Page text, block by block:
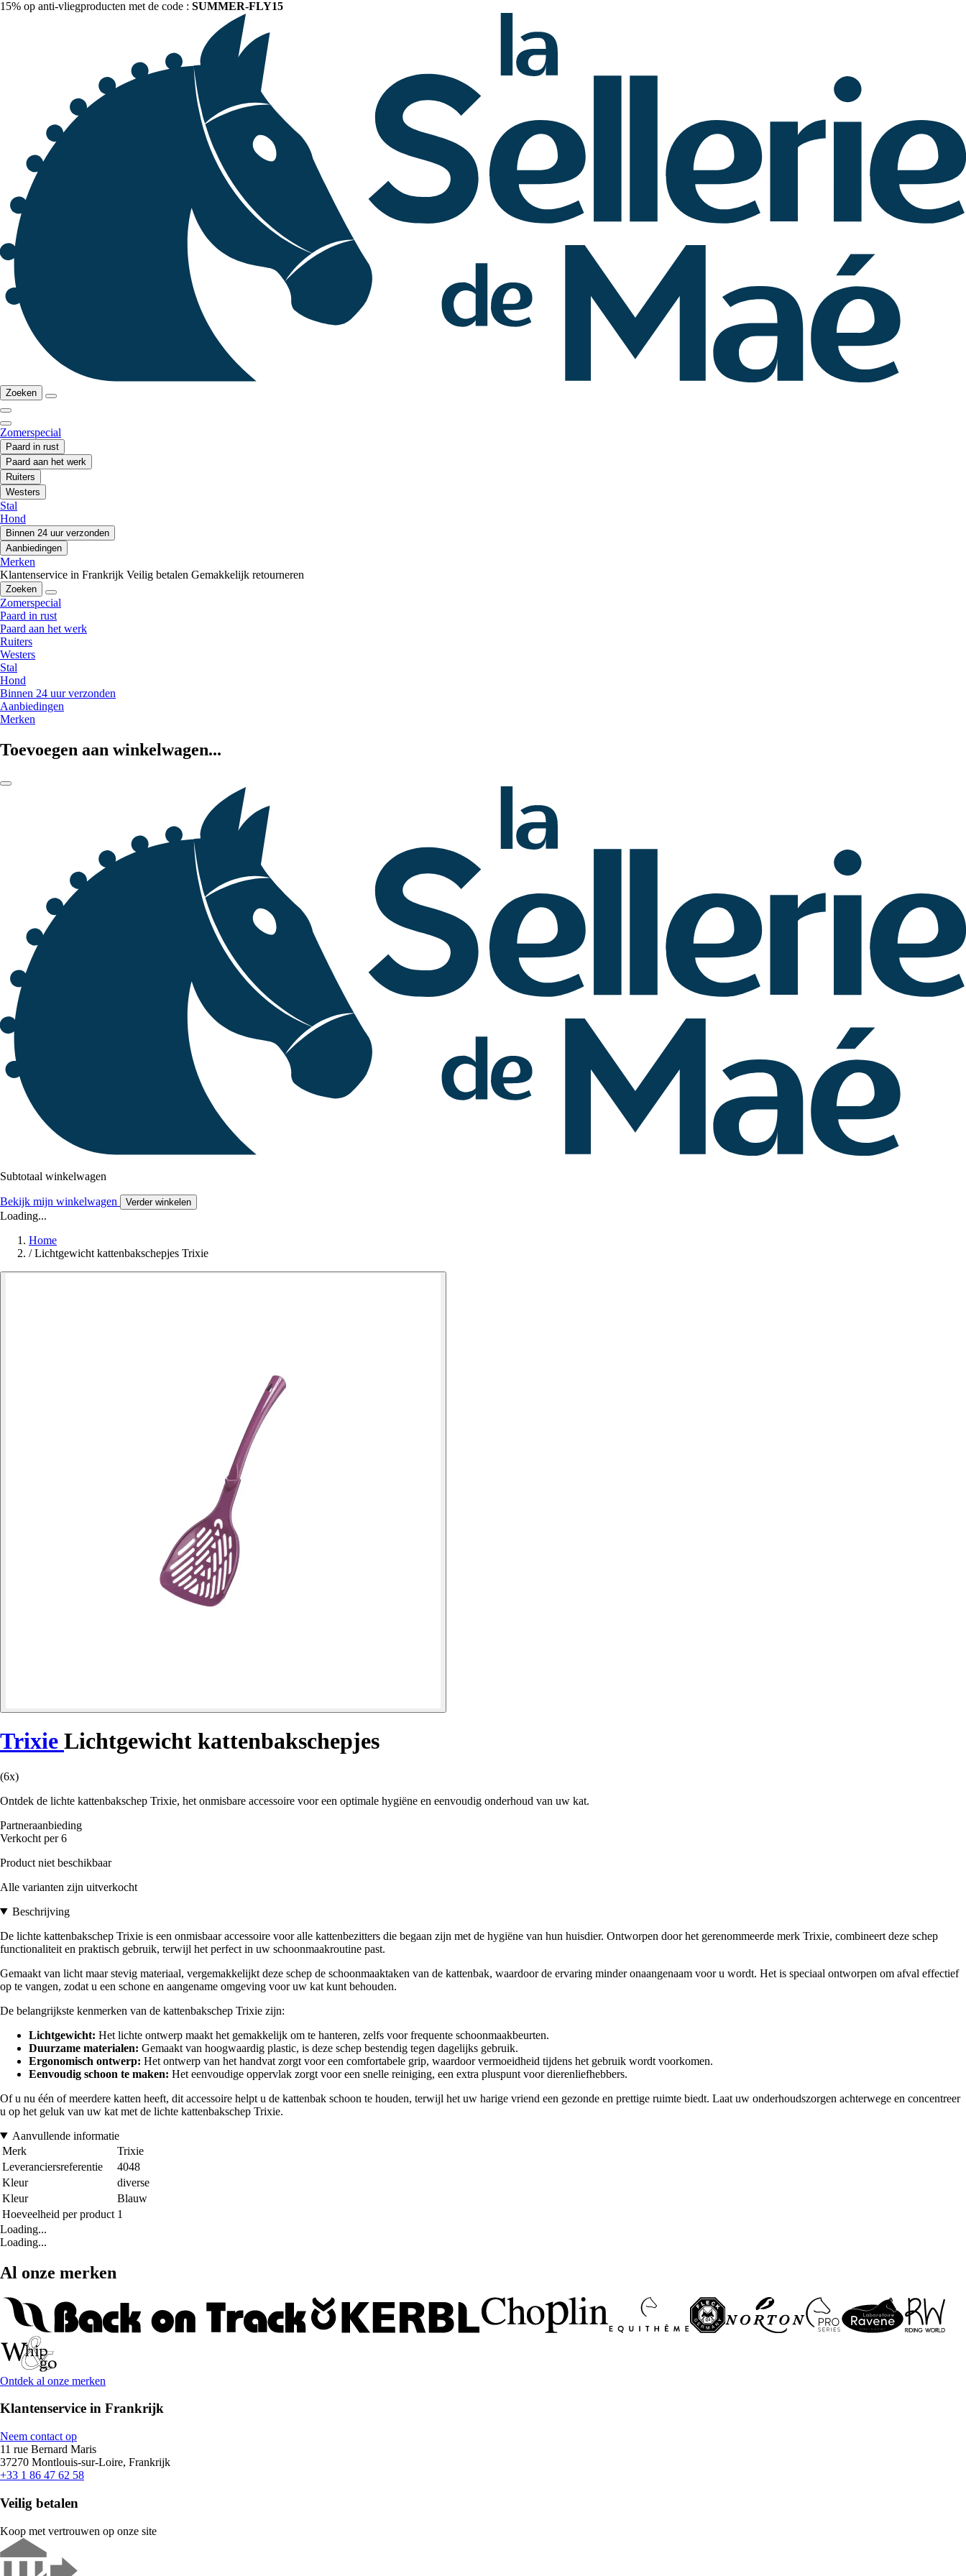
15% op anti-vliegproducten met de code : SUMMER-FLY15
Zoeken
Zomerspecial
Paard in rust
Paard aan het werk
Ruiters
Westers
Stal
Hond
Binnen 24 uur verzonden
Aanbiedingen
Merken
Klantenservice in Frankrijk Veilig betalen Gemakkelijk retourneren
Zoeken
Zomerspecial
Paard in rust
Paard aan het werk
Ruiters
Westers
Stal
Hond
Binnen 24 uur verzonden
Aanbiedingen
Merken
Toevoegen aan winkelwagen...
Subtotaal winkelwagen
Bekijk mijn winkelwagen Verder winkelen
Loading...
Home
/ Lichtgewicht kattenbakschepjes Trixie
Trixie Lichtgewicht kattenbakschepjes
(6x)
Ontdek de lichte kattenbakschep Trixie, het onmisbare accessoire voor een optimale hygiëne en eenvoudig onderhoud van uw kat.
Partneraanbieding
Verkocht per 6
Product niet beschikbaar
Alle varianten zijn uitverkocht
Beschrijving
De lichte kattenbakschep Trixie is een onmisbaar accessoire voor alle kattenbezitters die begaan zijn met de hygiëne van hun huisdier. Ontworpen door het gerenommeerde merk Trixie, combineert deze schep
functionaliteit en praktisch gebruik, terwijl het perfect in uw schoonmaakroutine past.
Gemaakt van licht maar stevig materiaal, vergemakkelijkt deze schep de schoonmaaktaken van de kattenbak, waardoor de ervaring minder onaangenaam voor u wordt. Het is speciaal ontworpen om afval effectief
op te vangen, zodat u een schone en aangename omgeving voor uw kat kunt behouden.
De belangrijkste kenmerken van de kattenbakschep Trixie zijn:
Lichtgewicht: Het lichte ontwerp maakt het gemakkelijk om te hanteren, zelfs voor frequente schoonmaakbeurten.
Duurzame materialen: Gemaakt van hoogwaardig plastic, is deze schep bestendig tegen dagelijks gebruik.
Ergonomisch ontwerp: Het ontwerp van het handvat zorgt voor een comfortabele grip, waardoor vermoeidheid tijdens het gebruik wordt voorkomen.
Eenvoudig schoon te maken: Het eenvoudige oppervlak zorgt voor een snelle reiniging, een extra pluspunt voor dierenliefhebbers.
Of u nu één of meerdere katten heeft, dit accessoire helpt u de kattenbak schoon te houden, terwijl het uw harige vriend een gezonde en prettige ruimte biedt. Laat uw onderhoudszorgen achterwege en concentreer
u op het geluk van uw kat met de lichte kattenbakschep Trixie.
Aanvullende informatie
Merk
Trixie
Leveranciersreferentie
4048
Kleur
diverse
Kleur
Blauw
Hoeveelheid per product 1
Loading...
Loading...
Al onze merken
Ontdek al onze merken
Klantenservice in Frankrijk
Neem contact op
11 rue Bernard Maris
37270 Montlouis-sur-Loire, Frankrijk
+33 1 86 47 62 58
Veilig betalen
Koop met vertrouwen op onze site